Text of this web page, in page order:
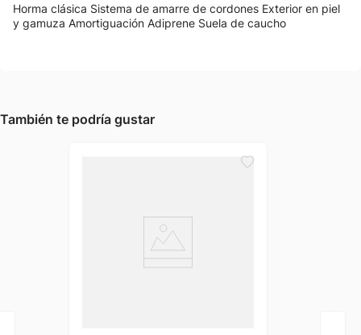
Horma clásica Sistema de amarre de cordones Exterior en piel
y gamuza Amortiguación Adiprene Suela de caucho
También te podría gustar